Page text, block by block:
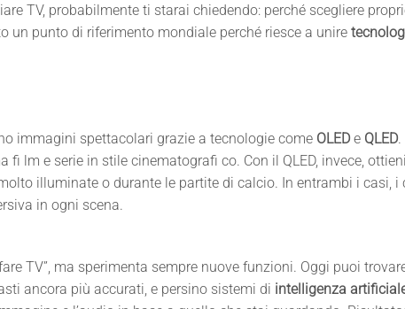
TV, probabilmente ti starai chiedendo: perché scegliere
un punto di riferimento mondiale perché riesce a unire
immagini spettacolari grazie a tecnologie come OLEDe QLED.
fi lm e serie in stile cinematografi co. Con il QLED, invece,
illuminate o durante le partite di calcio. In entrambi i casi,
in ogni scena.
TV”, ma sperimenta sempre nuove funzioni. Oggi puoi
ancora più accurati, e persino sistemi di intelligenza